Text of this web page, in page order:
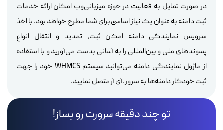
در صورت تمایل به فعالیت در حوزه میزبانی‌وب امکان ارائه خدمات
ثبت دامنه به عنوان یک نیاز اساسی برای شما مطرح خواهد بود. با اخذ
سرویس نمایندگی دامنه امکان ثبت، تمدید و انتقال انواع
پسوند‌های ملی و بین‌المللی را به آسانی بدست می‌آورید و با استفاده
از ماژول نمایندگی دامنه می‌توانید سیستم WHMCS خود را جهت
ثبت خودکار دامنه‌ها به سرور.آی آر متصل نمایید.
تو چند دقیقه سرورت رو بساز!